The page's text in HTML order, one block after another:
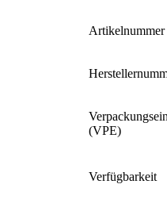
Artikelnummer
(VPE)
Verfügbarkeit